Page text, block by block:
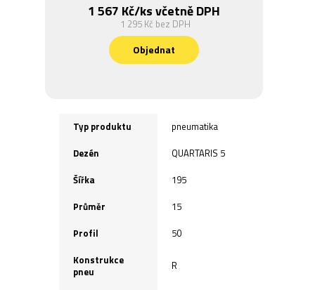
1 567 Kč/ks včetně DPH
1 295 Kč bez DPH
Objednat
Typ produktu
pneumatika
Dezén
QUARTARIS 5
Šířka
195
Průměr
15
Profil
50
Konstrukce
pneu
R